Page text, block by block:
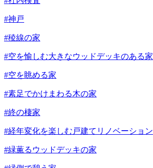
#神戸
#稜線の家
#空を愉しむ大きなウッドデッキのある家
#空を眺める家
#素足でかけまわる木の家
#終の棲家
#経年変化を楽しむ戸建てリノベーション
#緑薫るウッドデッキの家